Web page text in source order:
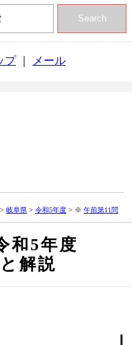
Search
プ｜ メール
> 岐阜県 > 令和5年度 > ※ 午前第11問
和5年度
解説